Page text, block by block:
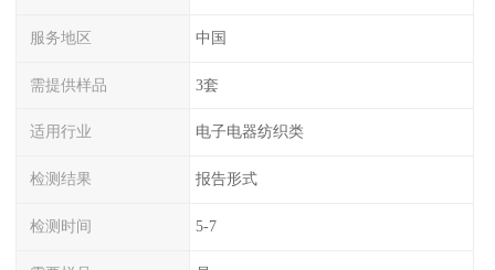
服务地区 中国
需提供样品 3套
适用行业 电子电器纺织类
检测结果 报告形式
检测时间 5-7